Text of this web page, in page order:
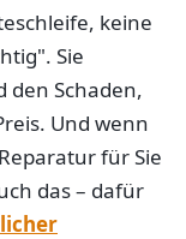
keine
Sie
den Schaden,
Und wenn
für Sie
das – dafür